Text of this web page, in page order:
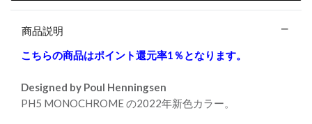
商品説明
こちらの商品はポイント還元率1％となります。
Designed by Poul Henningsen
PH5 MONOCHROME の2022年新色カラー。